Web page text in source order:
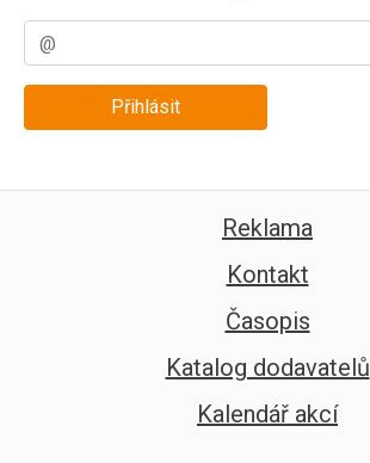
Přihlásit
Reklama
Kontakt
Časopis
Katalog dodavatelů
Kalendář akcí